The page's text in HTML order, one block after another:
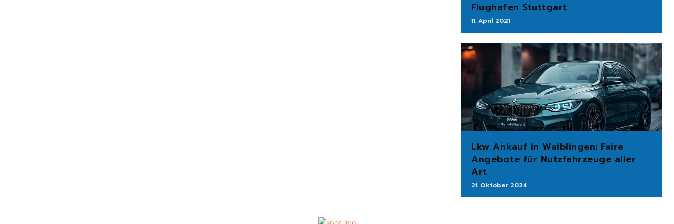
Flughafen Stuttgart
11. April 2021
Lkw Ankauf in Waiblingen: Faire
Angebote für Nutzfahrzeuge aller
Art
21. Oktober 2024